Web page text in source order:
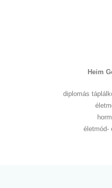
Heim
diplomás
életmód-